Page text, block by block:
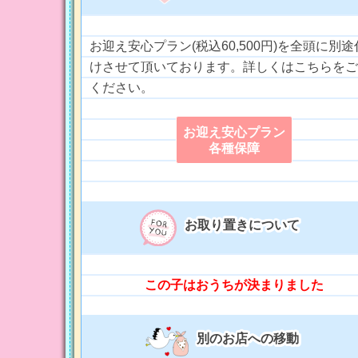
お迎え安心プラン(税込60,500円)を全頭に別途
けさせて頂いております。詳しくはこちらを
ください。
お迎え安心プラン
各種保障
お取り置きについて
この子はおうちが決まりました
別のお店への移動